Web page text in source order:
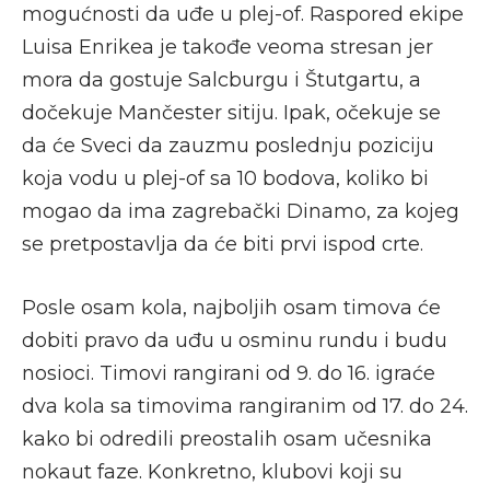
mogućnosti da uđe u plej-of. Raspored ekipe
Luisa Enrikea je takođe veoma stresan jer
mora da gostuje Salcburgu i Štutgartu, a
dočekuje Mančester sitiju. Ipak, očekuje se
da će Sveci da zauzmu poslednju poziciju
koja vodu u plej-of sa 10 bodova, koliko bi
mogao da ima zagrebački Dinamo, za kojeg
se pretpostavlja da će biti prvi ispod crte.
Posle osam kola, najboljih osam timova će
dobiti pravo da uđu u osminu rundu i budu
nosioci. Timovi rangirani od 9. do 16. igraće
dva kola sa timovima rangiranim od 17. do 24.
kako bi odredili preostalih osam učesnika
nokaut faze. Konkretno, klubovi koji su